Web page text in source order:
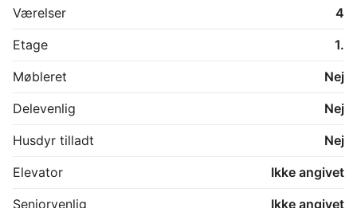
beboerne i bygning og deres gæster.
Værelser
4
Etage
1.
Møbleret
Nej
Delevenlig
Nej
Husdyr tilladt
Nej
Elevator
Ikke angivet
Seniorvenlig
Ikke angivet